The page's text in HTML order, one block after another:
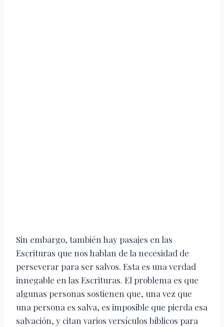
Sin embargo, también hay pasajes en las
Escrituras que nos hablan de la necesidad de
perseverar para ser salvos. Esta es una verdad
innegable en las Escrituras. El problema es que
algunas personas sostienen que, una vez que
una persona es salva, es imposible que pierda esa
salvación, y citan varios versículos bíblicos para